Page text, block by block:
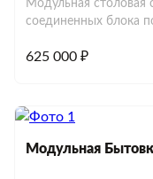
Модульная столовая
соединенных блока
625 000 ₽
Модульная